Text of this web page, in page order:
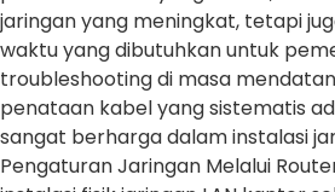
jaringan yang meningkat, tetapi
waktu yang dibutuhkan untuk
troubleshooting di masa
penataan kabel yang sistematis
sangat berharga dalam instalasi
Pengaturan Jaringan Melalui